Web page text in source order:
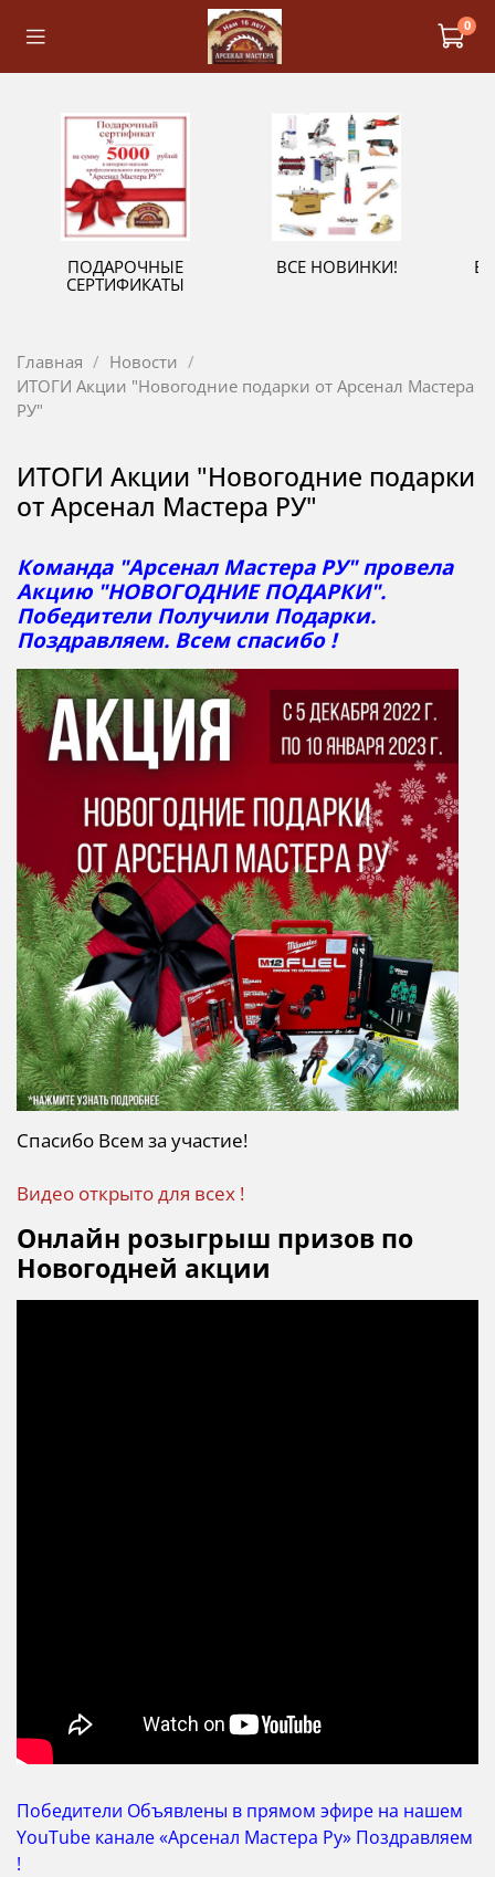
0
ПОДАРОЧНЫЕ
СЕРТИФИКАТЫ
ВСЕ НОВИНКИ!
Главная
Новости
ИТОГИ Акции "Новогодние подарки от Арсенал Мастера
РУ"
ИТОГИ Акции "Новогодние подарки
от Арсенал Мастера РУ"
​Команда "Арсенал Мастера РУ" провела
Акцию "НОВОГОДНИЕ ПОДАРКИ".
Победители Получили Подарки.
Поздравляем. Всем спасибо !
Спасибо Всем за участие!
Видео открыто для всех !
Онлайн розыгрыш призов по
Новогодней акции
Победители Объявлены в прямом эфире на нашем
YouTube канале «Арсенал Мастера Ру» Поздравляем
!